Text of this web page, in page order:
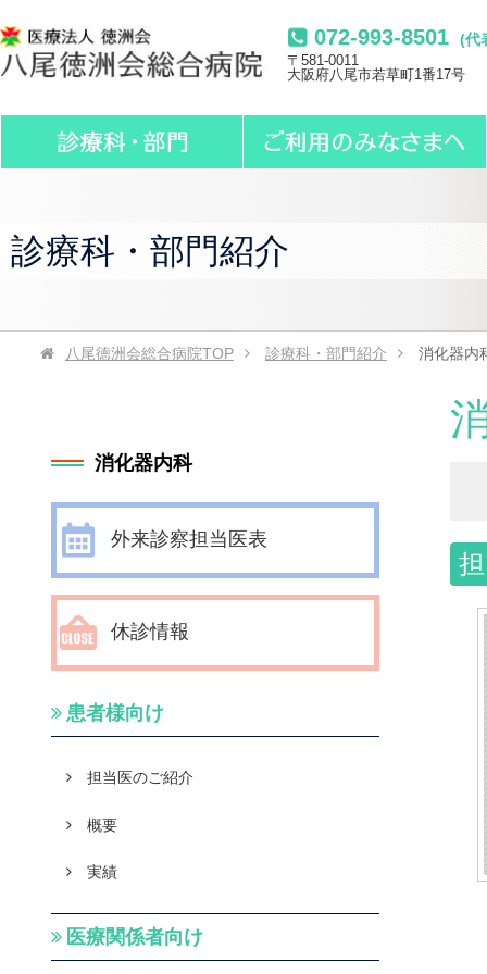
072-993-8501 (代
〒581-0011
大阪府八尾市若草町1番17号
診療科・部門紹介
八尾徳洲会総合病院TOP 診療科・部門紹介 消化器内
消化器内科
外来診察担当医表
休診情報
患者様向け
担当医のご紹介
概要
実績
医療関係者向け